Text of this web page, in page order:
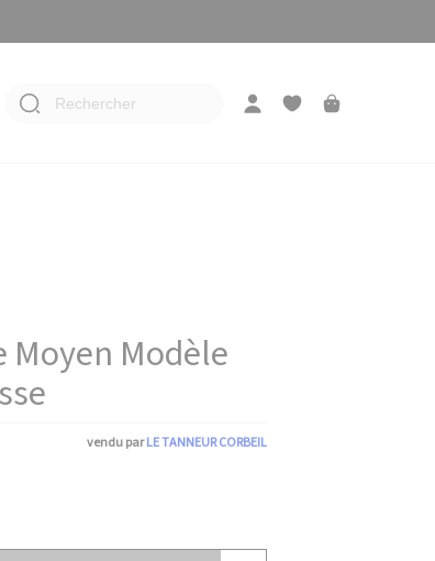
Rechercher
Moyen Modèle
vendu parLE TANNEUR CORBEIL